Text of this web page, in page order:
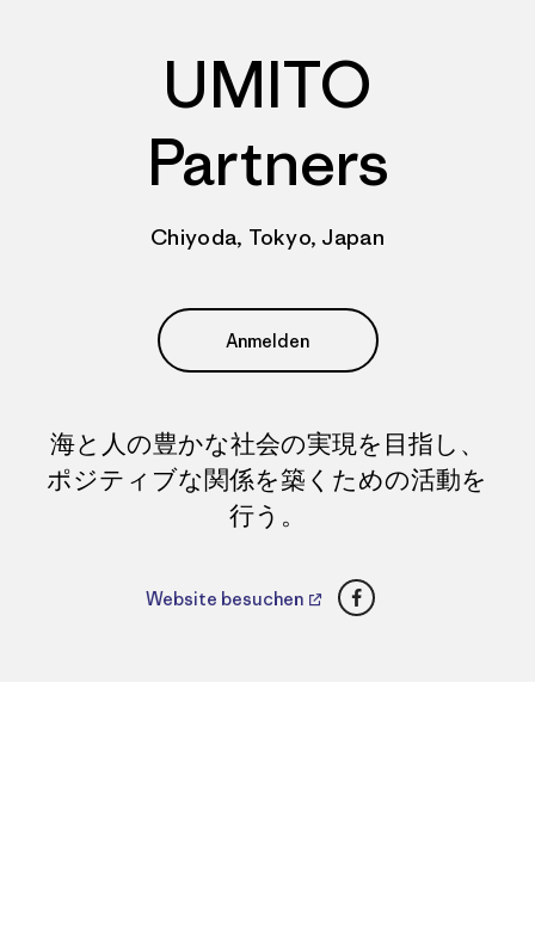
UMITO
Partners
Chiyoda, Tokyo, Japan
Anmelden
海と人の豊かな社会の実現を目指し、
ポジティブな関係を築くための活動を
行う。
Website besuchen Facebook